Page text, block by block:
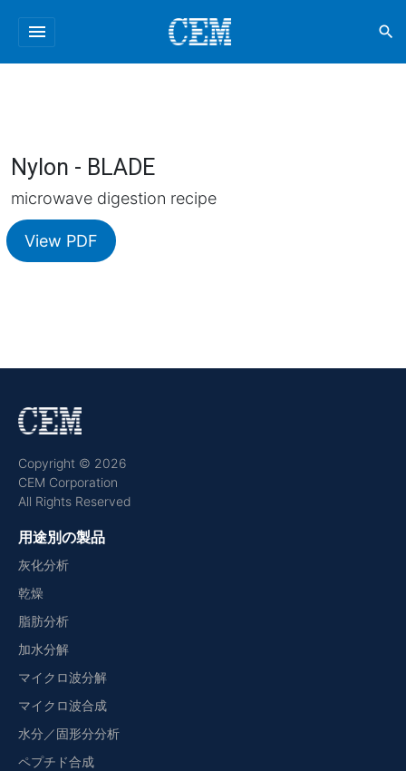
menu search
Nylon - BLADE
microwave digestion recipe
View PDF
Copyright © 2026
CEM Corporation
All Rights Reserved
用途別の製品
灰化分析
乾燥
脂肪分析
加水分解
マイクロ波分解
マイクロ波合成
水分／固形分分析
ペプチド合成